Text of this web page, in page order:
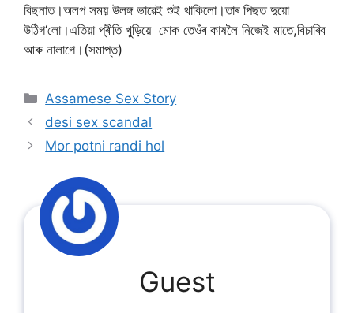
বিছনাত।অলপ সময় উলঙ্গ ভাৱেই শুই থাকিলো।তাৰ পিছত দুয়ো
উঠিগ‘লো।এতিয়া প্ৰীতি খুড়িয়ে মোক তেওঁৰ কাষলৈ নিজেই মাতে,বিচাৰিব
আৰু নালাগে। (সমাপ্ত)
Categories
Assamese Sex Story
desi sex scandal
Mor potni randi hol
Guest